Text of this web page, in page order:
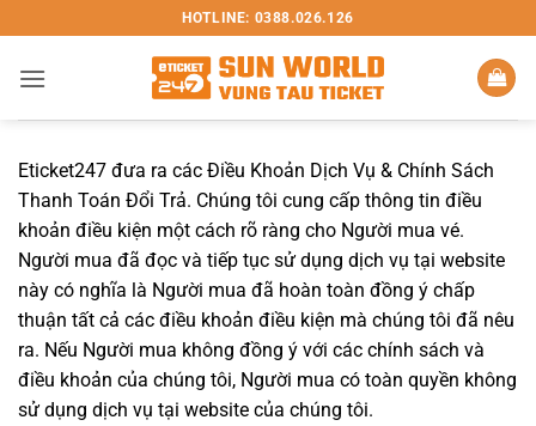
qua
nội
HOTLINE: 0388.026.126
Eticket247 đưa ra các Điều Khoản Dịch Vụ & Chính Sách
Thanh Toán Đổi Trả. Chúng tôi cung cấp thông tin điều
khoản điều kiện một cách rõ ràng cho Người mua vé.
Người mua đã đọc và tiếp tục sử dụng dịch vụ tại website
này có nghĩa là Người mua đã hoàn toàn đồng ý chấp
thuận tất cả các điều khoản điều kiện mà chúng tôi đã nêu
ra. Nếu Người mua không đồng ý với các chính sách và
điều khoản của chúng tôi, Người mua có toàn quyền không
sử dụng dịch vụ tại website của chúng tôi.